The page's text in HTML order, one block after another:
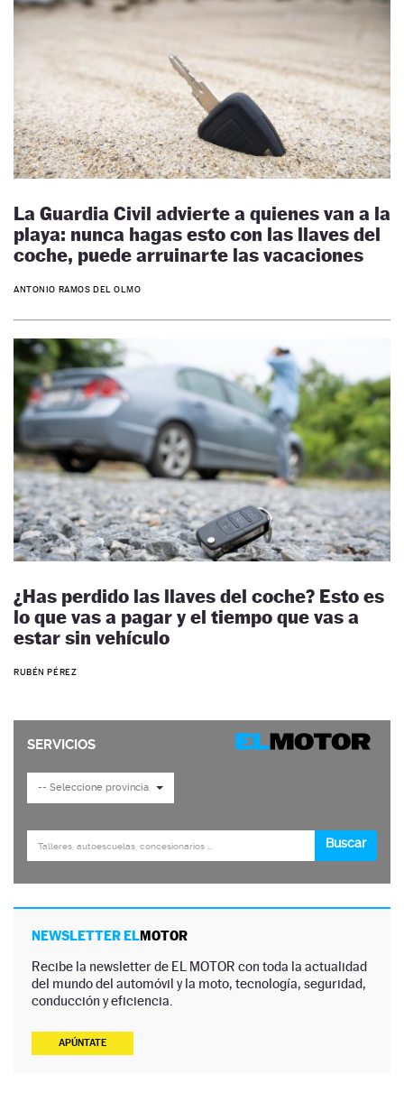
La Guardia Civil advierte a quienes van a la
playa: nunca hagas esto con las llaves del
coche, puede arruinarte las vacaciones
ANTONIO RAMOS DEL OLMO
¿Has perdido las llaves del coche? Esto es
lo que vas a pagar y el tiempo que vas a
estar sin vehículo
RUBÉN PÉREZ
NEWSLETTER ELMOTOR
Recibe la newsletter de EL MOTOR con toda la actualidad
del mundo del automóvil y la moto, tecnología, seguridad,
conducción y eficiencia.
APÚNTATE